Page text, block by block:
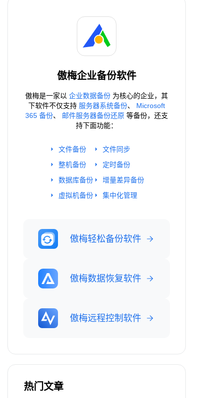
傲梅企业备份软件
傲梅是一家以 企业数据备份 为核心的企业，其
下软件不仅支持 服务器系统备份、 Microsoft
365 备份、 邮件服务器备份还原 等备份，还支
持下面功能：
文件备份
整机备份
数据库备份
虚拟机备份
文件同步
定时备份
增量差异备份
集中化管理
傲梅轻松备份软件
傲梅数据恢复软件
傲梅远程控制软件
热门文章